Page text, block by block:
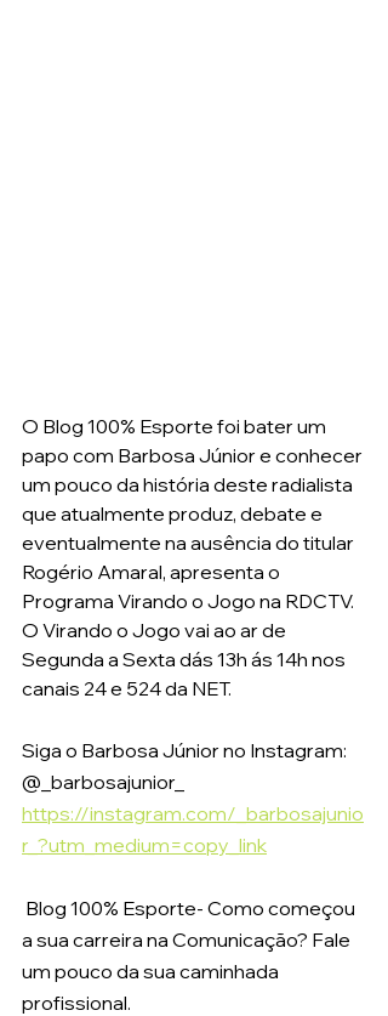
O Blog 100% Esporte foi bater um
papo com Barbosa Júnior e conhecer
um pouco da história deste radialista
que atualmente produz, debate e
eventualmente na ausência do titular
Rogério Amaral, apresenta o
Programa Virando o Jogo na RDCTV.
O Virando o Jogo vai ao ar de
Segunda a Sexta dás 13h ás 14h nos
canais 24 e 524 da NET.
Siga o Barbosa Júnior no Instagram:
@_barbosajunior_
https://instagram.com/_barbosajunio
r_?utm_medium=copy_link
a sua carreira na Comunicação? Fale
um pouco da sua caminhada
profissional.